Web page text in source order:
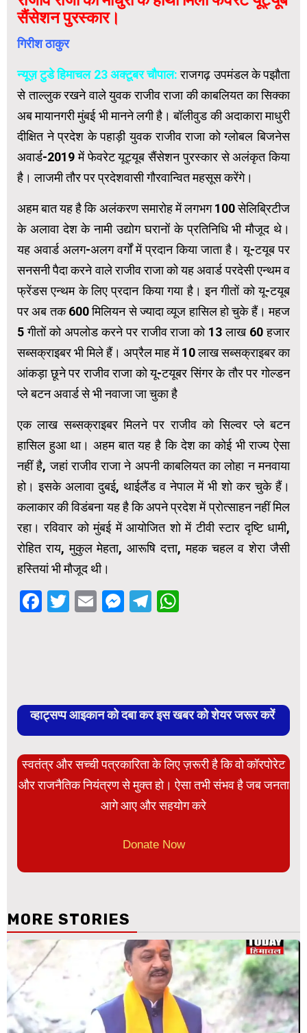
सैंसेशन पुरस्कार।
गिरीश ठाकुर
न्यूज़ टुडे हिमाचल 23 अक्टूबर चौपाल: राजगढ़ उपमंडल के पझौता
से ताल्लुक रखने वाले युवक राजीव राजा की काबलियत का सिक्का
अब मायानगरी मुंबई भी मानने लगी है। बॉलीवुड की अदाकारा माधुरी
दीक्षित ने प्रदेश के पहाड़ी युवक राजीव राजा को ग्लोबल बिजनेस
अवार्ड-2019 में फेवरेट यूट्यूब सैंसेशन पुरस्कार से अलंकृत किया
है। लाजमी तौर पर प्रदेशवासी गौरवान्वित महसूस करेंगे।
अहम बात यह है कि अलंकरण समारोह में लगभग 100 सेलिब्रिटीज
के अलावा देश के नामी उद्योग घरानों के प्रतिनिधि भी मौजूद थे।
यह अवार्ड अलग-अलग वर्गों में प्रदान किया जाता है। यू-टयूब पर
सनसनी पैदा करने वाले राजीव राजा को यह अवार्ड परदेसी एन्थम व
फ्रेंडस एन्थम के लिए प्रदान किया गया है। इन गीतों को यू-टयूब
पर अब तक 600 मिलियन से ज्यादा व्यूज हासिल हो चुके हैं। महज
5 गीतों को अपलोड करने पर राजीव राजा को 13 लाख 60 हजार
सब्सक्राइबर भी मिले हैं। अप्रैल माह में 10 लाख सब्सक्राइबर का
आंकड़ा छूने पर राजीव राजा को यू-टयूबर सिंगर के तौर पर गोल्डन
प्ले बटन अवार्ड से भी नवाजा जा चुका है
एक लाख सब्सक्राइबर मिलने पर राजीव को सिल्वर प्ले बटन
हासिल हुआ था। अहम बात यह है कि देश का कोई भी राज्य ऐसा
नहीं है, जहां राजीव राजा ने अपनी काबलियत का लोहा न मनवाया
हो। इसके अलावा दुबई, थाईलैंड व नेपाल में भी शो कर चुके हैं।
कलाकार की विडंबना यह है कि अपने प्रदेश में प्रोत्साहन नहीं मिल
रहा। रविवार को मुंबई में आयोजित शो में टीवी स्टार दृष्टि धामी,
रोहित राय, मुकुल मेहता, आरूषि दत्ता, महक चहल व शेरा जैसी
हस्तियां भी मौजूद थी।
Facebook
Twitter
EmailMessenger
Telegram
व्हाट्सप्प आइकान को दबा कर इस खबर को शेयर जरूर करें
स्वतंत्र और सच्ची पत्रकारिता के लिए ज़रूरी है कि वो कॉरपोरेट
और राजनैतिक नियंत्रण से मुक्त हो। ऐसा तभी संभव है जब जनता
आगे आए और सहयोग करे
Donate Now
MORE STORIES